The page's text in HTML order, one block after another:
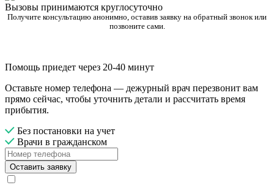
Вызовы принимаются круглосуточно
Получите консультацию анонимно, оставив заявку на обратный звонок или
позвоните сами.
Помощь приедет через 20-40 минут
Оставьте номер телефона — дежурный врач перезвонит вам
прямо сейчас, чтобы уточнить детали и рассчитать время
прибытия.
Без постановки на учет
Врачи в гражданском
Оставить заявку